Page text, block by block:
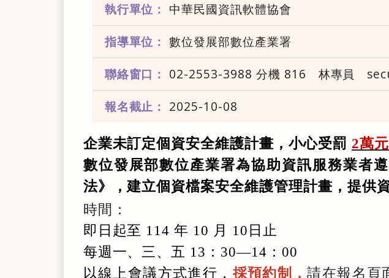
執行單位： 中華民國資訊軟體協會
指導單位： 數位發展部數位產業署
聯絡窗口： 02-2553-3988 分機 816 林專員
報名截止： 2025-10-08
企業未訂定個資安全維護計畫，小心受罰 2萬
數位發展部數位產業署為協助資訊服務業者
法》，建立個資檔案安全維護管理計畫，提供
時間：
即日起至 114 年 10 月 10日止
每週一、三、五 13：30—14：00
以線上會議方式進行， 採預約制，請在報名頁